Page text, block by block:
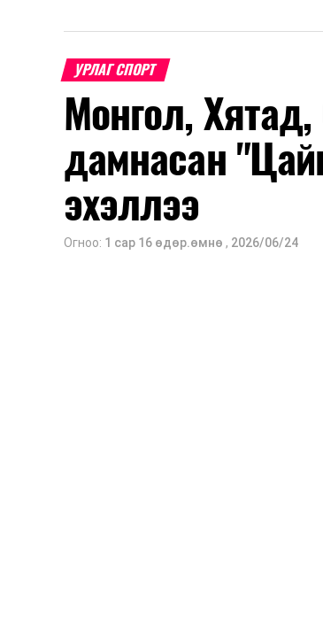
УРЛАГ СПОРТ
Монгол,
дамнасан
эхэллээ
Огноо: 1 сар 16 өдөр.өмнө , 2026/06/24